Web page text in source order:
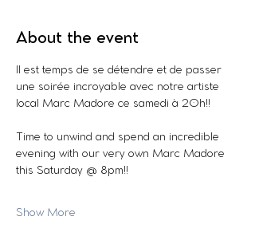
About the event
Il est temps de se détendre et de passer
une soirée incroyable avec notre artiste
local Marc Madore ce samedi à 20h!!
Time to unwind and spend an incredible
evening with our very own Marc Madore
this Saturday @ 8pm!!
Show More